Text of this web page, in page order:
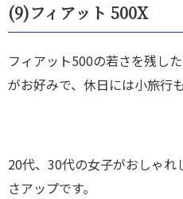
(9)フィアット 500X
フィアット500の若さを残し
がお好みで、休日には小旅行
20代、30代の女子がおしゃ
さアップです。